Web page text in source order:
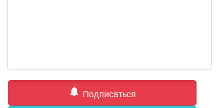
notifications Подписаться